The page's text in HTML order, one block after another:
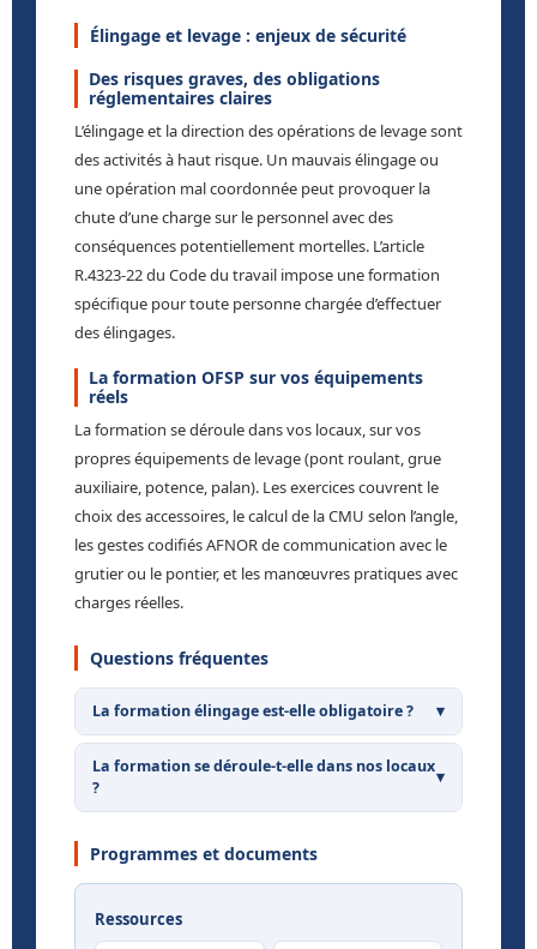
Élingage et levage : enjeux de sécurité
Des risques graves, des obligations
réglementaires claires
L’élingage et la direction des opérations de levage sont
des activités à haut risque. Un mauvais élingage ou
une opération mal coordonnée peut provoquer la
chute d’une charge sur le personnel avec des
conséquences potentiellement mortelles. L’article
R.4323-22 du Code du travail impose une formation
spécifique pour toute personne chargée d’effectuer
des élingages.
La formation OFSP sur vos équipements
réels
La formation se déroule dans vos locaux, sur vos
propres équipements de levage (pont roulant, grue
auxiliaire, potence, palan). Les exercices couvrent le
choix des accessoires, le calcul de la CMU selon l’angle,
les gestes codifiés AFNOR de communication avec le
grutier ou le pontier, et les manœuvres pratiques avec
charges réelles.
Questions fréquentes
La formation élingage est-elle obligatoire ? ▾
La formation se déroule-t-elle dans nos locaux
?
▾
Programmes et documents
Ressources